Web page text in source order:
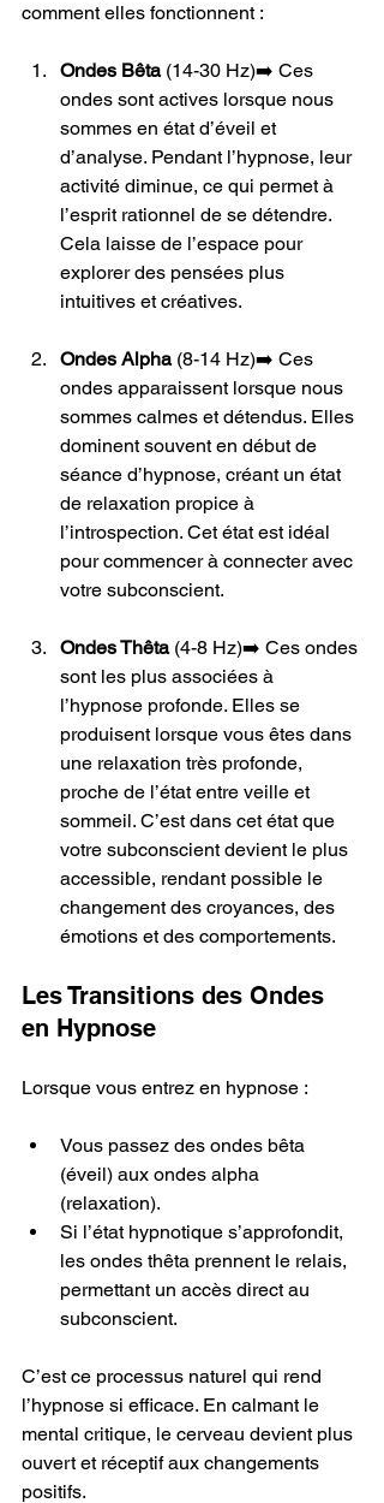
comment elles fonctionnent :
Ondes Bêta (14-30 Hz)➡️ Ces
ondes sont actives lorsque nous
sommes en état d’éveil et
d’analyse. Pendant l’hypnose, leur
activité diminue, ce qui permet à
l’esprit rationnel de se détendre.
Cela laisse de l’espace pour
explorer des pensées plus
intuitives et créatives.
Ondes Alpha (8-14 Hz)➡️ Ces
ondes apparaissent lorsque nous
sommes calmes et détendus. Elles
dominent souvent en début de
séance d’hypnose, créant un état
de relaxation propice à
l’introspection. Cet état est idéal
pour commencer à connecter avec
votre subconscient.
Ondes Thêta (4-8 Hz)➡️ Ces ondes
sont les plus associées à
l’hypnose profonde. Elles se
produisent lorsque vous êtes dans
une relaxation très profonde,
proche de l’état entre veille et
sommeil. C’est dans cet état que
votre subconscient devient le plus
accessible, rendant possible le
changement des croyances, des
émotions et des comportements.
Les Transitions des Ondes
en Hypnose
Lorsque vous entrez en hypnose :
Vous passez des ondes bêta
(éveil) aux ondes alpha
(relaxation).
Si l’état hypnotique s’approfondit,
les ondes thêta prennent le relais,
permettant un accès direct au
subconscient.
C’est ce processus naturel qui rend
l’hypnose si efficace. En calmant le
mental critique, le cerveau devient plus
ouvert et réceptif aux changements
positifs.